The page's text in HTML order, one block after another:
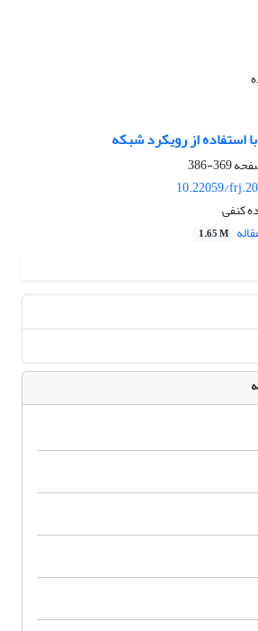
استفاده از رویکرد شبکه
369-386
10.22059/
کنفی
1.65 M